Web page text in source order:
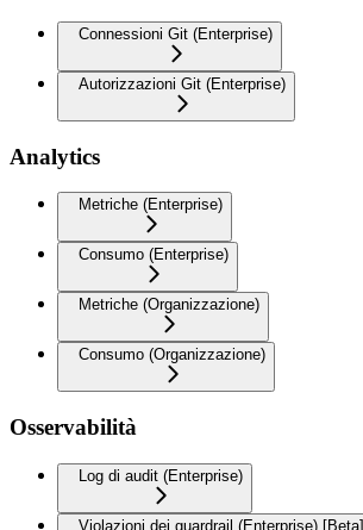
Connessioni Git (Enterprise)
Autorizzazioni Git (Enterprise)
Analytics
Metriche (Enterprise)
Consumo (Enterprise)
Metriche (Organizzazione)
Consumo (Organizzazione)
Osservabilità
Log di audit (Enterprise)
Violazioni dei guardrail (Enterprise) [Beta]